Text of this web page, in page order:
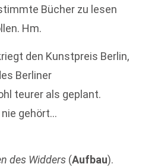
Bücher zu lesen
Hm.
den Kunstpreis Berlin,
Berliner
teurer als geplant.
gehört…
des Widders (Aufbau).